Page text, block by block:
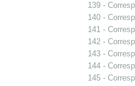
139 -
140 -
141 -
142 -
143 -
144 -
145 -